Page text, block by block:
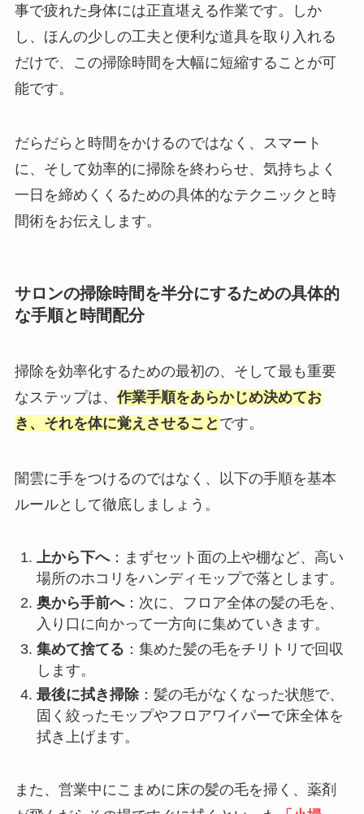
事で疲れた身体には正直堪える作業です。しか
し、ほんの少しの工夫と便利な道具を取り入れる
だけで、この掃除時間を大幅に短縮することが可
能です。
だらだらと時間をかけるのではなく、スマート
に、そして効率的に掃除を終わらせ、気持ちよく
一日を締めくくるための具体的なテクニックと時
間術をお伝えします。
サロンの掃除時間を半分にするための具体的
な手順と時間配分
掃除を効率化するための最初の、そして最も重要
なステップは、 作業手順をあらかじめ決めてお
き、それを体に覚えさせること です。
闇雲に手をつけるのではなく、以下の手順を基本
ルールとして徹底しましょう。
上から下へ：まずセット面の上や棚など、高い
場所のホコリをハンディモップで落とします。
奥から手前へ：次に、フロア全体の髪の毛を、
入り口に向かって一方向に集めていきます。
集めて捨てる ：集めた髪の毛をチリトリで回収
します。
最後に拭き掃除：髪の毛がなくなった状態で、
固く絞ったモップやフロアワイパーで床全体を
拭き上げます。
また、営業中にこまめに床の髪の毛を掃く、薬剤